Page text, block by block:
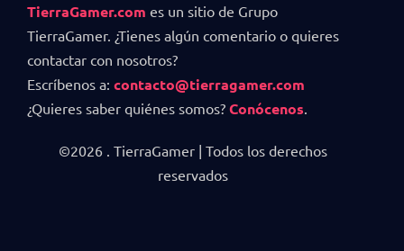
TierraGamer.com es un sitio de Grupo
TierraGamer. ¿Tienes algún comentario o quieres
contactar con nosotros?
Escríbenos a: contacto@tierragamer.com
¿Quieres saber quiénes somos? Conócenos
©2026 . TierraGamer | Todos los derechos
reservados